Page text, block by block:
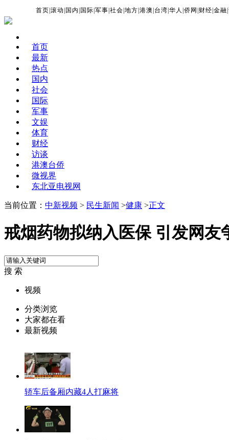
首页 |滚动 国内 国际 |军事 |社会 |地方 |港澳 台湾 |华人 |侨网 财经 |金融 |
首页
最新
热点
国内
社会
国际
军事
文娱
体育
财经
访谈
港澳台侨
微视界
东北亚电视网
当前位置： 中新视频 > 民生新闻 >健康 >正文
戒烟药物拟纳入医保 引发网友
搜 索
视频
分类浏览
大家都在看
最新视频
轿车后备厢内藏4人打麻将